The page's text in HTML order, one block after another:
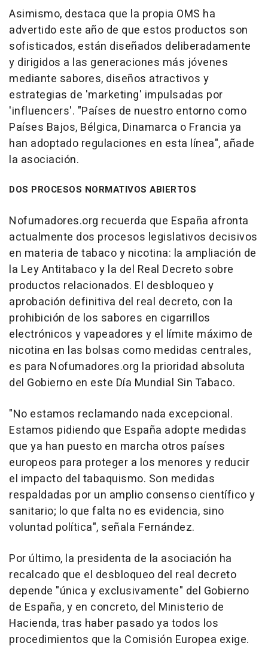
Asimismo, destaca que la propia OMS ha
advertido este año de que estos productos son
sofisticados, están diseñados deliberadamente
y dirigidos a las generaciones más jóvenes
mediante sabores, diseños atractivos y
estrategias de 'marketing' impulsadas por
'influencers'. "Países de nuestro entorno como
Países Bajos, Bélgica, Dinamarca o Francia ya
han adoptado regulaciones en esta línea", añade
la asociación.
DOS PROCESOS NORMATIVOS ABIERTOS
Nofumadores.org recuerda que España afronta
actualmente dos procesos legislativos decisivos
en materia de tabaco y nicotina: la ampliación de
la Ley Antitabaco y la del Real Decreto sobre
productos relacionados. El desbloqueo y
aprobación definitiva del real decreto, con la
prohibición de los sabores en cigarrillos
electrónicos y vapeadores y el límite máximo de
nicotina en las bolsas como medidas centrales,
es para Nofumadores.org la prioridad absoluta
del Gobierno en este Día Mundial Sin Tabaco.
"No estamos reclamando nada excepcional.
Estamos pidiendo que España adopte medidas
que ya han puesto en marcha otros países
europeos para proteger a los menores y reducir
el impacto del tabaquismo. Son medidas
respaldadas por un amplio consenso científico y
sanitario; lo que falta no es evidencia, sino
voluntad política", señala Fernández.
Por último, la presidenta de la asociación ha
recalcado que el desbloqueo del real decreto
depende "única y exclusivamente" del Gobierno
de España, y en concreto, del Ministerio de
Hacienda, tras haber pasado ya todos los
procedimientos que la Comisión Europea exige.